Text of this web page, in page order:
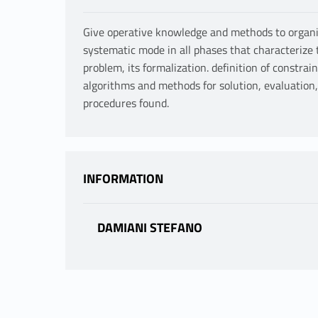
Give operative knowledge and methods to
systematic mode in all phases that
problem, its formalization. definition of
algorithms and methods for solution,
procedures found.
INFORMATION
DAMIANI STEFANO